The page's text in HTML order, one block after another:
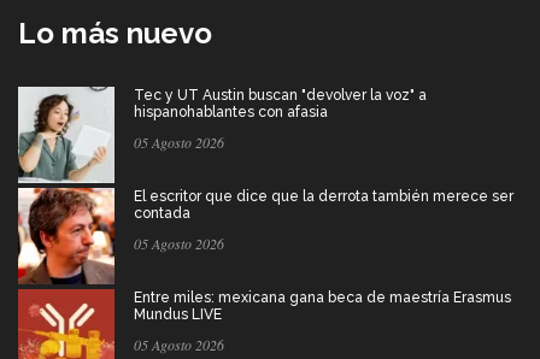
Lo más nuevo
Tec y UT Austin buscan "devolver la voz" a
hispanohablantes con afasia
05 Agosto 2026
El escritor que dice que la derrota también merece ser
contada
05 Agosto 2026
Entre miles: mexicana gana beca de maestría Erasmus
Mundus LIVE
05 Agosto 2026